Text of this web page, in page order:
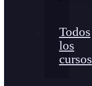
Todos
los
cursos